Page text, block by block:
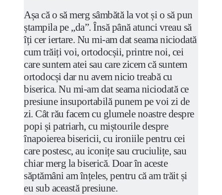
Așa că o să merg sâmbătă la vot și o să pun
ștampila pe „da”. Însă până atunci vreau să
îți cer iertare. Nu mi-am dat seama niciodată
cum trăiți voi, ortodocșii, printre noi, cei
care suntem atei sau care zicem că suntem
ortodocși dar nu avem nicio treabă cu
biserica. Nu mi-am dat seama niciodată ce
presiune insuportabilă punem pe voi zi de
zi. Cât rău facem cu glumele noastre despre
popi și patriarh, cu miștourile despre
înapoierea bisericii, cu ironiile pentru cei
care postesc, au iconițe sau cruciulițe, sau
chiar merg la biserică. Doar în aceste
săptămâni am înțeles, pentru că am trăit și
eu sub această presiune.